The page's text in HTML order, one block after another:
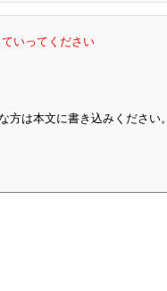
いってください
方は本文に書き込みください。